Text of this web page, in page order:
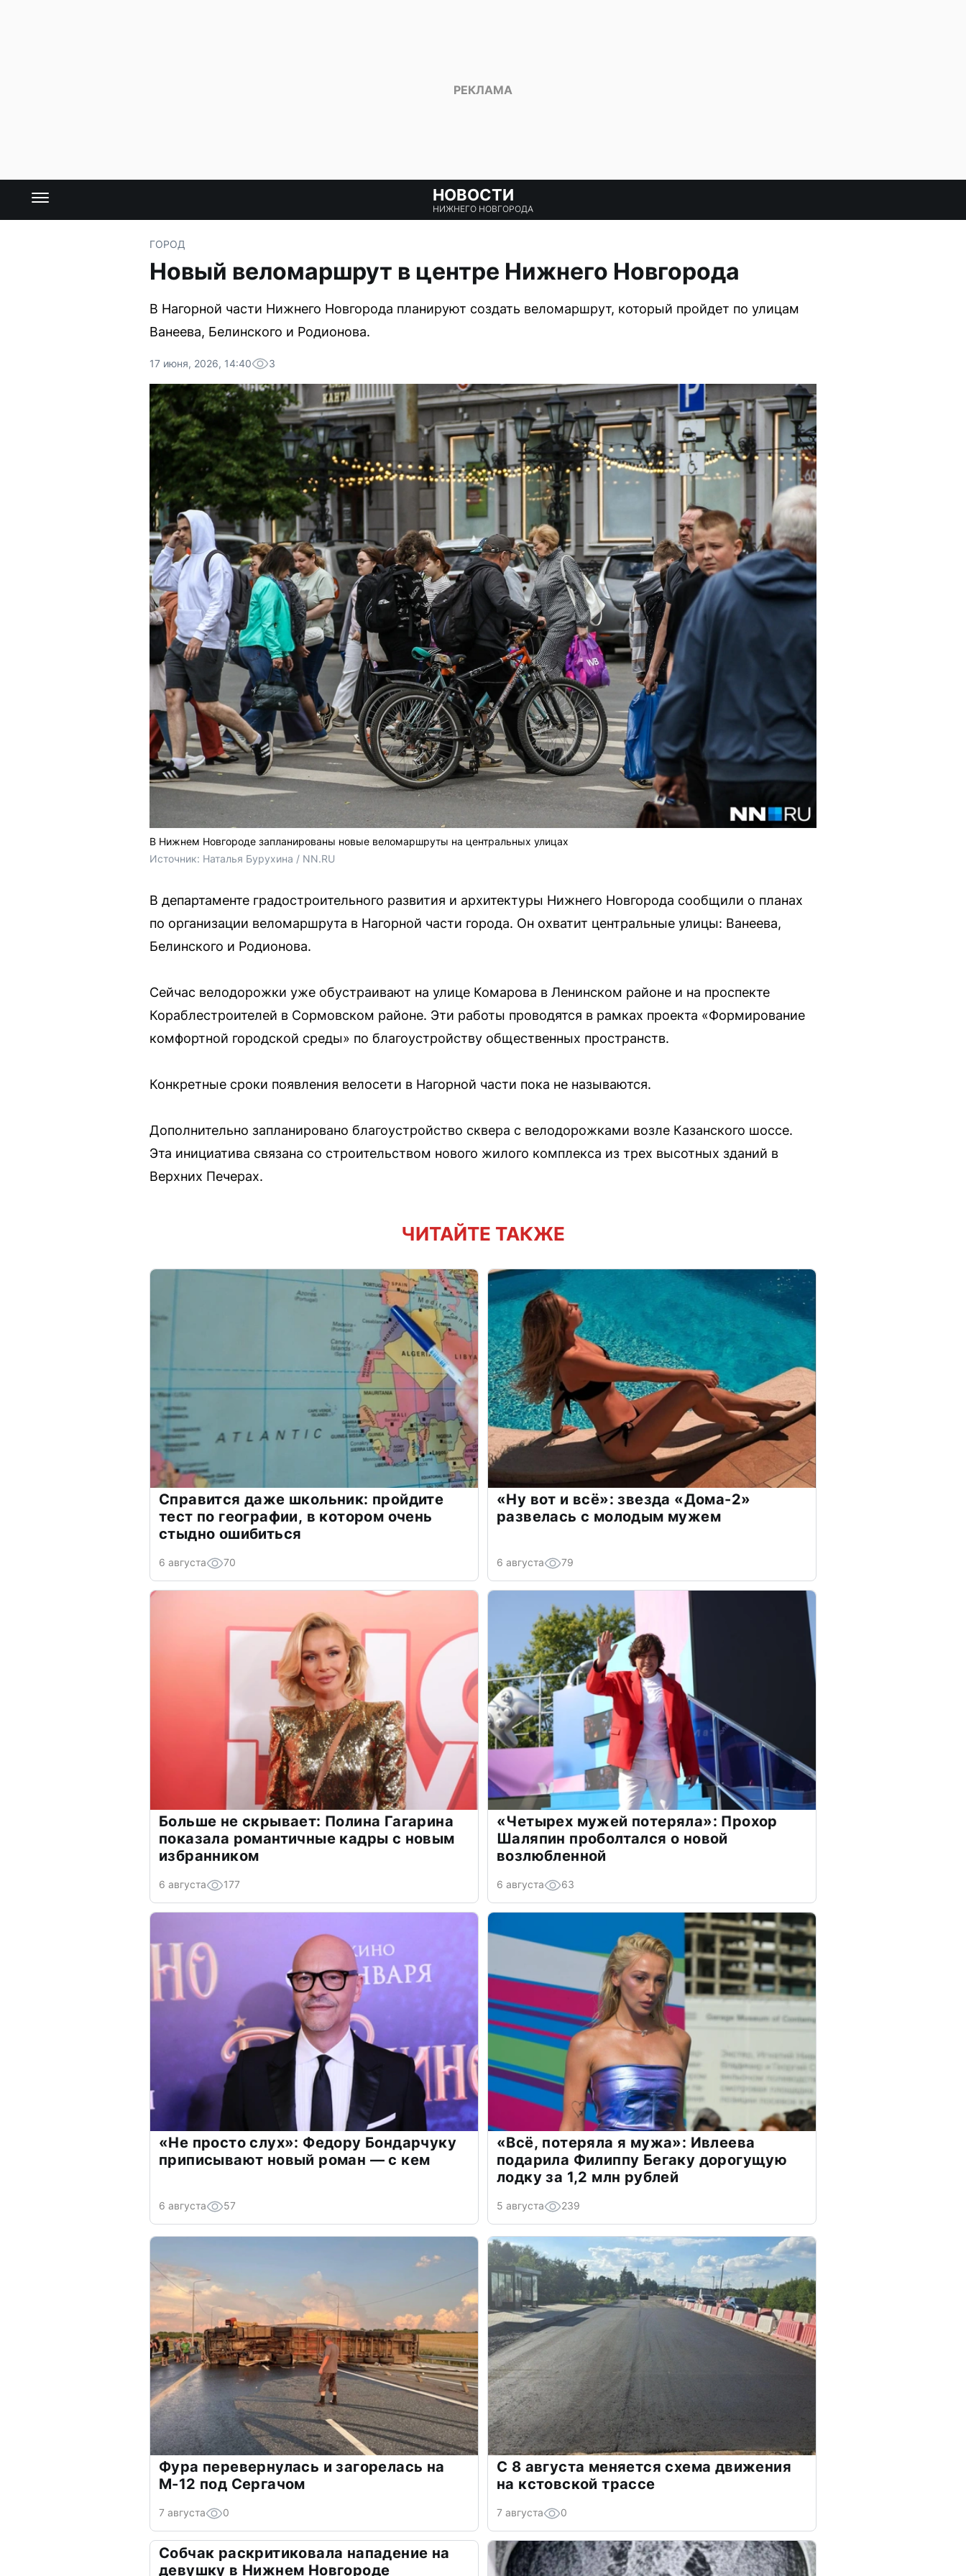
НОВОСТИ
НИЖНЕГО НОВГОРОДА
ГОРОД
Новый веломаршрут в центре Нижнего Новгорода
В Нагорной части Нижнего Новгорода планируют создать веломаршрут, который пройдет по улицам
Ванеева, Белинского и Родионова.
17 июня, 2026, 14:40 3
В Нижнем Новгороде запланированы новые веломаршруты на центральных улицах
Источник: Наталья Бурухина / NN.RU
В департаменте градостроительного развития и архитектуры Нижнего Новгорода сообщили о планах
по организации веломаршрута в Нагорной части города. Он охватит центральные улицы: Ванеева,
Белинского и Родионова.
Сейчас велодорожки уже обустраивают на улице Комарова в Ленинском районе и на проспекте
Кораблестроителей в Сормовском районе. Эти работы проводятся в рамках проекта «Формирование
комфортной городской среды» по благоустройству общественных пространств.
Конкретные сроки появления велосети в Нагорной части пока не называются.
Дополнительно запланировано благоустройство сквера с велодорожками возле Казанского шоссе.
Эта инициатива связана со строительством нового жилого комплекса из трех высотных зданий в
Верхних Печерах.
ЧИТАЙТЕ ТАКЖЕ
Справится даже школьник: пройдите
тест по географии, в котором очень
стыдно ошибиться
6 августа 70
«Ну вот и всё»: звезда «Дома-2»
развелась с молодым мужем
6 августа 79
Больше не скрывает: Полина Гагарина
показала романтичные кадры с новым
избранником
6 августа 177
«Четырех мужей потеряла»: Прохор
Шаляпин проболтался о новой
возлюбленной
6 августа 63
«Не просто слух»: Федору Бондарчуку
приписывают новый роман — с кем
6 августа 57
«Всё, потеряла я мужа»: Ивлеева
подарила Филиппу Бегаку дорогущую
лодку за 1,2 млн рублей
5 августа 239
Фура перевернулась и загорелась на
М-12 под Сергачом
7 августа 0
С 8 августа меняется схема движения
на кстовской трассе
7 августа 0
Собчак раскритиковала нападение на
девушку в Нижнем Новгороде